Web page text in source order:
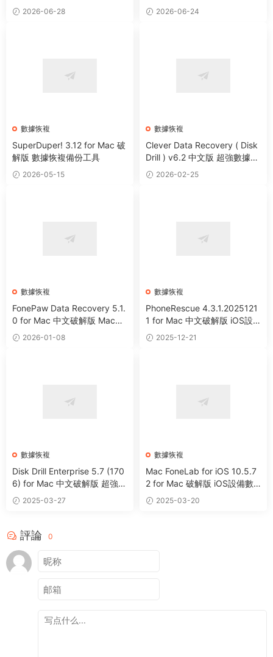
複工具
2026-06-28
恢複軟件
2026-06-24
數據恢複
SuperDuper! 3.12 for Mac 破
解版 數據恢複備份工具
2026-05-15
數據恢複
Clever Data Recovery ( Disk
Drill ) v6.2 中文版 超強數據恢
複軟件
2026-02-25
數據恢複
FonePaw Data Recovery 5.1.
0 for Mac 中文破解版 Mac專
業數據恢複軟件
2026-01-08
數據恢複
PhoneRescue 4.3.1.2025121
1 for Mac 中文破解版 iOS設
備數據恢複軟件
2025-12-21
數據恢複
Disk Drill Enterprise 5.7 (170
6) for Mac 中文破解版 超強數
據恢複軟件
2025-03-27
數據恢複
Mac FoneLab for iOS 10.5.7
2 for Mac 破解版 iOS設備數
據恢複軟件
2025-03-20
評論 0